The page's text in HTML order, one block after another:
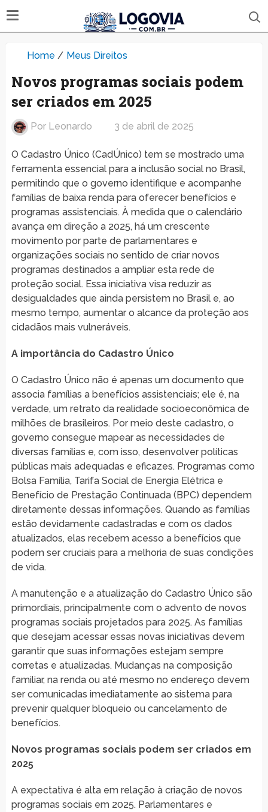
Home / Meus Direitos
Novos programas sociais podem
ser criados em 2025
Por Leonardo 3 de abril de 2025
O Cadastro Único (CadÚnico) tem se mostrado uma
ferramenta essencial para a inclusão social no Brasil,
permitindo que o governo identifique e acompanhe
famílias de baixa renda para oferecer benefícios e
programas assistenciais. À medida que o calendário
avança em direção a 2025, há um crescente
movimento por parte de parlamentares e
organizações sociais no sentido de criar novos
programas destinados a ampliar esta rede de
proteção social. Essa iniciativa visa reduzir as
desigualdades que ainda persistem no Brasil e, ao
mesmo tempo, aumentar o alcance da proteção aos
cidadãos mais vulneráveis.
A importância do Cadastro Único
O Cadastro Único não é apenas um documento que
associa famílias a benefícios assistenciais; ele é, na
verdade, um retrato da realidade socioeconômica de
milhões de brasileiros. Por meio deste cadastro, o
governo consegue mapear as necessidades de
diversas famílias e, com isso, desenvolver políticas
públicas mais adequadas e eficazes. Programas como
Bolsa Família, Tarifa Social de Energia Elétrica e
Benefício de Prestação Continuada (BPC) dependem
diretamente dessas informações. Quando as famílias
estão devidamente cadastradas e com os dados
atualizados, elas recebem acesso a benefícios que
podem ser cruciais para a melhoria de suas condições
de vida.
A manutenção e a atualização do Cadastro Único são
primordiais, principalmente com o advento de novos
programas sociais projetados para 2025. As famílias
que desejam acessar essas novas iniciativas devem
garantir que suas informações estejam sempre
corretas e atualizadas. Mudanças na composição
familiar, na renda ou até mesmo no endereço devem
ser comunicadas imediatamente ao sistema para
prevenir qualquer bloqueio ou cancelamento de
benefícios.
Novos programas sociais podem ser criados em
2025
A expectativa é alta em relação à criação de novos
programas sociais em 2025. Parlamentares e